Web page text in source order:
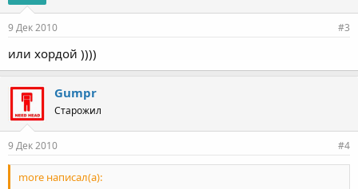
9 Дек 2010 #3
или хордой ))))
Gumpr
Старожил
9 Дек 2010 #4
more написал(а):